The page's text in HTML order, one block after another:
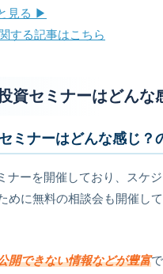
見る ▶︎
する記事はこちら
資セミナーはどんな
ミナーはどんな感じ？
ナーを開催しており、スケ
めに無料の相談会も開催し
開できない情報などが豊富